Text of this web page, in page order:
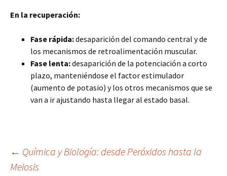
En la recuperación:
Fase rápida:desaparición del comando central y de
los mecanismos de retroalimentación muscular.
Fase lenta:desaparición de la potenciación a corto
plazo, manteniéndose el factor estimulador
(aumento de potasio) y los otros mecanismos que se
van a ir ajustando hasta llegar al estado basal.
Navegación
← Química y Biología: desde Peróxidos hasta la
Meiosis